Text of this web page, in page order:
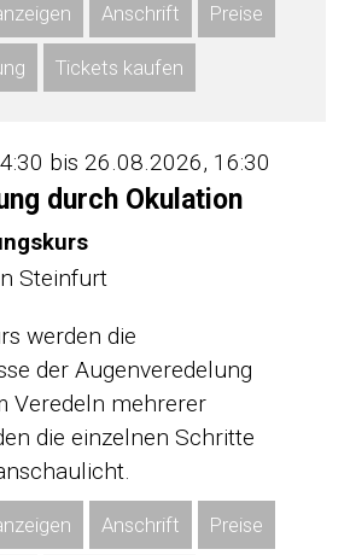
Anschrift Preise
Tickets kaufen
bis 26.08.2026, 16:30
durch Okulation
Steinfurt
werden die
der Augenveredelung
Veredeln mehrerer
die einzelnen Schritte
Anschrift Preise